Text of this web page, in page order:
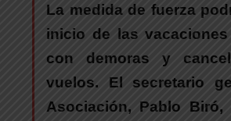
La medida de fuerza
inicio de las
con demoras y
vuelos. El secretario
Asociación, Pablo Biró,